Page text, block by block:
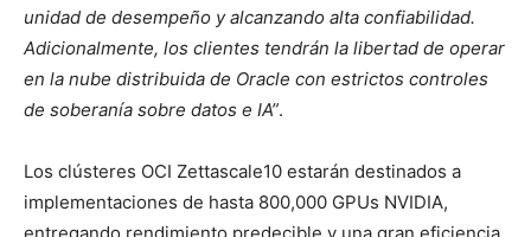
unidad de desempeño y alcanzando alta confiabilidad.
Adicionalmente, los clientes tendrán la libertad de operar
en la nube distribuida de Oracle con estrictos controles
de soberanía sobre datos e IA”.
Los clústeres OCI Zettascale10 estarán destinados a
implementaciones de hasta 800,000 GPUs NVIDIA,